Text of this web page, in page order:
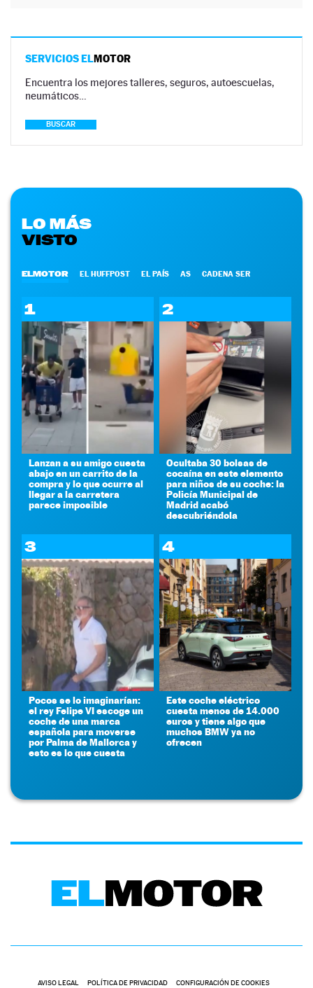
SERVICIOS ELMOTOR
Encuentra los mejores talleres, seguros, autoescuelas,
neumáticos…
BUSCAR
LO MÁS
VISTO
ELMOTOR EL HUFFPOST EL PAÍS AS CADENA SER
1
Lanzan a su amigo cuesta
abajo en un carrito de la
compra y lo que ocurre al
llegar a la carretera
parece imposible
2
Ocultaba 30 bolsas de
cocaína en este elemento
para niños de su coche: la
Policía Municipal de
Madrid acabó
descubriéndola
3
Pocos se lo imaginarían:
el rey Felipe VI escoge un
coche de una marca
española para moverse
por Palma de Mallorca y
esto es lo que cuesta
4
Este coche eléctrico
cuesta menos de 14.000
euros y tiene algo que
muchos BMW ya no
ofrecen
AVISO LEGAL POLÍTICA DE PRIVACIDAD CONFIGURACIÓN DE COOKIES